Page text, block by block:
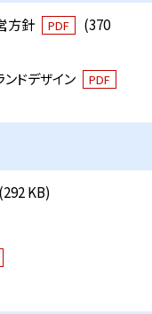
方針 PDF
(370
ドデザイン
PDF
(292 KB)